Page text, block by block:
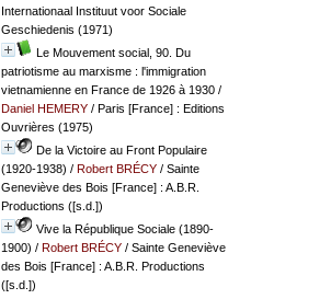
Internationaal Instituut voor Sociale
Geschiedenis (1971)
Le Mouvement social, 90. Du
patriotisme au marxisme : l'immigration
vietnamienne en France de 1926 à 1930/
Daniel HEMERY/ Paris [France] : Editions
Ouvrières (1975)
De la Victoire au Front Populaire
(1920-1938) / Robert BRÉCY/ Sainte
Geneviève des Bois [France] : A.B.R.
Productions ([s.d.])
Vive la République Sociale (1890-
1900) / Robert BRÉCY/ Sainte Geneviève
des Bois [France] : A.B.R. Productions
([s.d.])